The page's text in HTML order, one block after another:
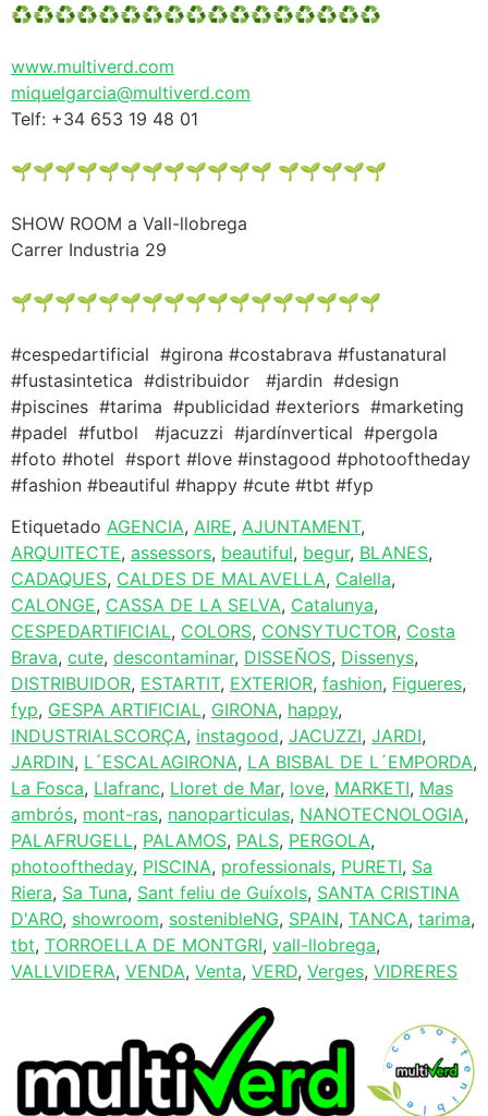
♻️♻️♻️♻️♻️♻️♻️♻️♻️♻️♻️♻️♻️♻️♻️♻️♻️
www.multiverd.com
miquelgarcia@multiverd.com
Telf: +34 653 19 48 01
🌱🌱🌱🌱🌱🌱🌱🌱🌱🌱🌱🌱 🌱🌱🌱🌱🌱
SHOW ROOM a Vall-llobrega
Carrer Industria 29
🌱🌱🌱🌱🌱🌱🌱🌱🌱🌱🌱🌱🌱🌱🌱🌱🌱
#cespedartificial #girona #costabrava #fustanatural
#fustasintetica #distribuidor #jardin #design
#piscines #tarima #publicidad #exteriors #marketing
#padel #futbol #jacuzzi #jardínvertical #pergola
#foto #hotel #sport #love #instagood #photooftheday
#fashion #beautiful #happy #cute #tbt #fyp
Etiquetado AGENCIA, AIRE, AJUNTAMENT,
ARQUITECTE, assessors, beautiful, begur, BLANES,
CADAQUES, CALDES DE MALAVELLA, Calella,
CALONGE, CASSA DE LA SELVA, Catalunya,
CESPEDARTIFICIAL, COLORS, CONSYTUCTOR, Costa
Brava, cute, descontaminar, DISSEÑOS, Dissenys,
DISTRIBUIDOR, ESTARTIT, EXTERIOR, fashion, Figueres,
fyp, GESPA ARTIFICIAL, GIRONA, happy,
INDUSTRIALSCORÇA, instagood, JACUZZI, JARDI,
JARDIN, L´ESCALAGIRONA, LA BISBAL DE L´EMPORDA,
La Fosca, Llafranc, Lloret de Mar, love, MARKETI, Mas
ambrós, mont-ras, nanoparticulas, NANOTECNOLOGIA,
PALAFRUGELL, PALAMOS, PALS, PERGOLA,
photooftheday, PISCINA, professionals, PURETI, Sa
Riera, Sa Tuna, Sant feliu de Guíxols, SANTA CRISTINA
D'ARO, showroom, sostenibleNG, SPAIN, TANCA, tarima,
tbt, TORROELLA DE MONTGRI, vall-llobrega,
VALLVIDERA, VENDA, Venta, VERD, Verges, VIDRERES